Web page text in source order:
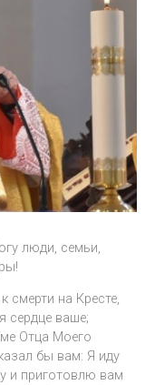
люди, семьи,
смерти на Кресте,
сердце ваше;
Отца Моего
бы вам: Я иду
и приготовлю вам